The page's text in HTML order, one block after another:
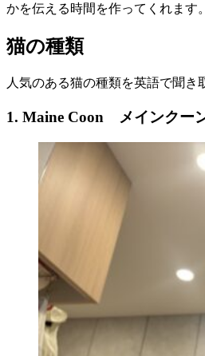
かを伝える時間を作ってくれます。
猫の種類
人気のある猫の種類を英語で聞き
1. Maine Coon メインクー